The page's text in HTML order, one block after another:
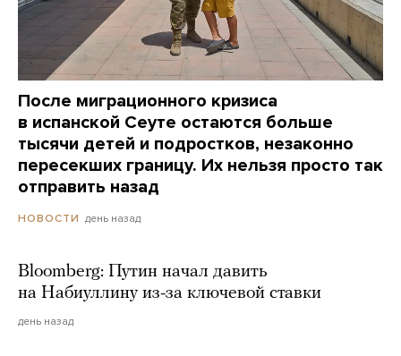
После миграционного кризиса
в испанской Сеуте остаются больше
тысячи детей и подростков, незаконно
пересекших границу. Их нельзя просто так
отправить назад
НОВОСТИ день назад
Bloomberg: Путин начал давить
на Набиуллину из-за ключевой ставки
день назад